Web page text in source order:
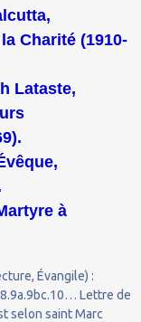
Charité (1910-
Lataste,
à
Évangile) :
Lettre de
selon saint Marc